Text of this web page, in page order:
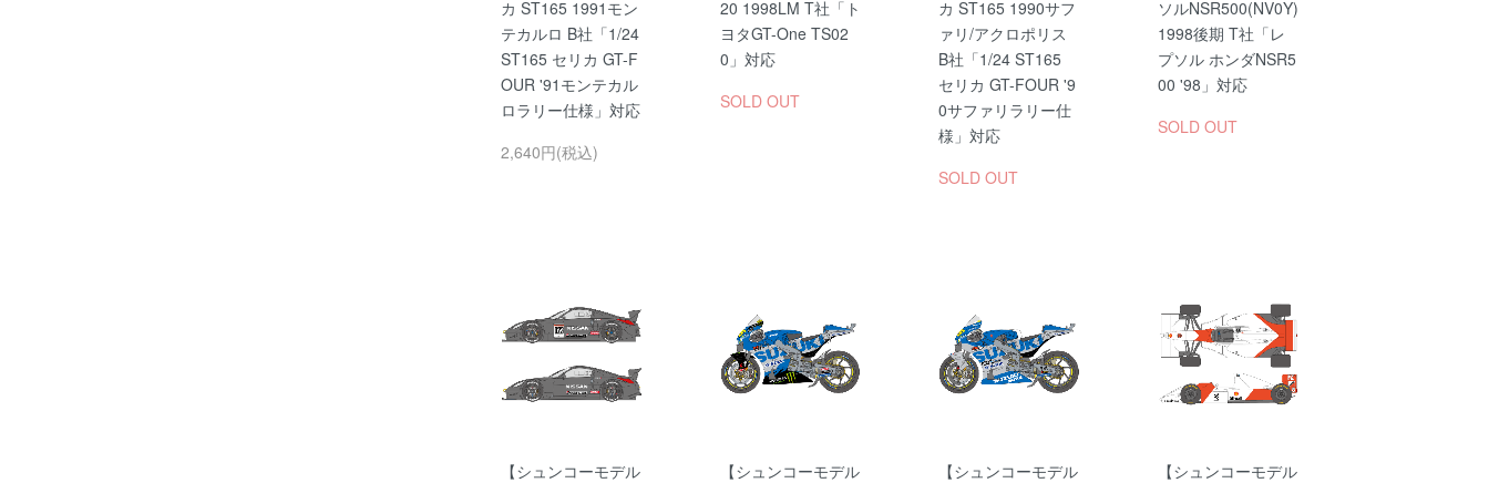
カ ST165 1991モン
テカルロ B社「1/24
ST165 セリカ GT-F
OUR '91モンテカル
ロラリー仕様」対応
2,640円(税込)
20 1998LM T社「ト
ヨタGT-One TS02
0」対応
SOLD OUT
カ ST165 1990サフ
ァリ/アクロポリス
B社「1/24 ST165
セリカ GT-FOUR '9
0サファリラリー仕
様」対応
SOLD OUT
ソルNSR500(NV0Y)
1998後期 T社「レ
プソル ホンダNSR5
00 '98」対応
SOLD OUT
【シュンコーモデル
【シュンコーモデル
【シュンコーモデル
【シュンコーモデル